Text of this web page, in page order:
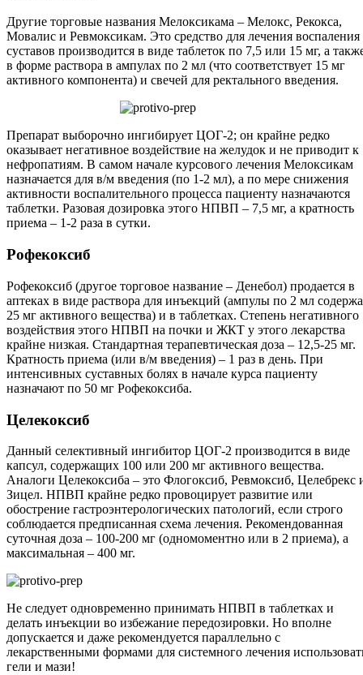
Другие торговые названия Мелоксикама – Мелокс, Рекокса,
Мовалис и Ревмоксикам. Это средство для лечения воспаления
суставов производится в виде таблеток по 7,5 или 15 мг, а
в форме раствора в ампулах по 2 мл (что соответствует 15 мг
активного компонента) и свечей для ректального введения.
Препарат выборочно ингибирует ЦОГ-2; он крайне редко
оказывает негативное воздействие на желудок и не приводит к
нефропатиям. В самом начале курсового лечения Мелоксикам
назначается для в/м введения (по 1-2 мл), а по мере снижения
активности воспалительного процесса пациенту назначаются
таблетки. Разовая дозировка этого НПВП – 7,5 мг, а кратность
приема – 1-2 раза в сутки.
Рофекоксиб
Рофекоксиб (другое торговое название – Денебол) продается в
аптеках в виде раствора для инъекций (ампулы по 2 мл
25 мг активного вещества) и в таблетках. Степень негативного
воздействия этого НПВП на почки и ЖКТ у этого лекарства
крайне низкая. Стандартная терапевтическая доза – 12,5-25 мг.
Кратность приема (или в/м введения) – 1 раз в день. При
интенсивных суставных болях в начале курса пациенту
назначают по 50 мг Рофекоксиба.
Целекоксиб
Данный селективный ингибитор ЦОГ-2 производится в виде
капсул, содержащих 100 или 200 мг активного вещества.
Аналоги Целекоксиба – это Флогоксиб, Ревмоксиб, Целебрекс
Зицел. НПВП крайне редко провоцирует развитие или
обострение гастроэнтерологических патологий, если строго
соблюдается предписанная схема лечения. Рекомендованная
суточная доза – 100-200 мг (одномоментно или в 2 приема), а
максимальная – 400 мг.
Не следует одновременно принимать НПВП в таблетках и
делать инъекции во избежание передозировки. Но вполне
допускается и даже рекомендуется параллельно с
лекарственными формами для системного лечения
гели и мази!